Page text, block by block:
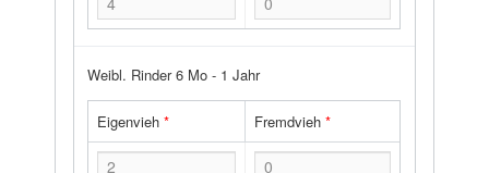
Weibl. Rinder 6 Mo - 1 Jahr
Eigenvieh* Fremdvieh*